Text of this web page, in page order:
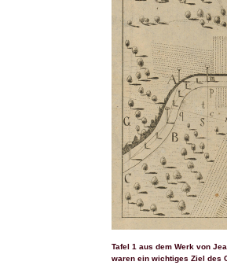
Tafel 1 aus dem Werk von
waren ein wichtiges Ziel des